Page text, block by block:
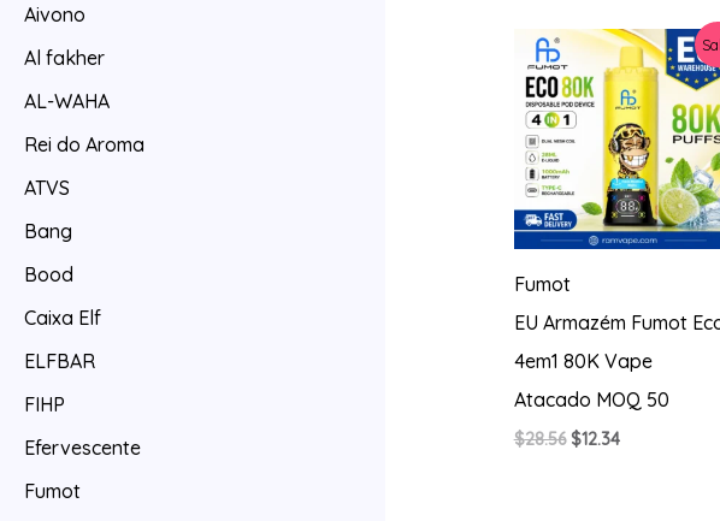
Aivono
Al fakher
AL-WAHA
Rei do Aroma
ATVS
Bang
Bood
Caixa Elf
ELFBAR
FIHP
Efervescente
Fumot
Fumot
EU Armazém Fumot
4em1 80K Vape
Atacado MOQ 50
$28.56 O
$12.34O